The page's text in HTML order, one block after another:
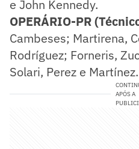
e John Kennedy.
OPERÁRIO-PR
Cambeses; Martirena,
Rodríguez; Forneris,
Solari, Perez e Martínez.
APÓS A